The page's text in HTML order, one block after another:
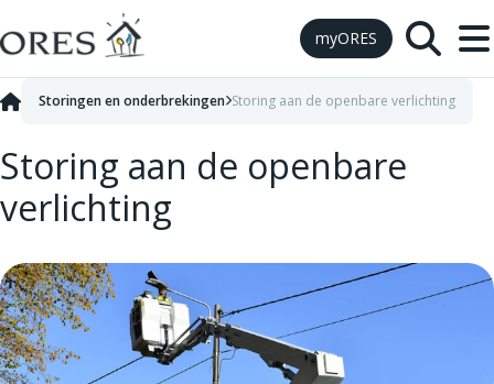
Skip to Content
myORES
Storing aan de openbare
verlichting
Storingen en onderbrekingen Storing aan de openbare verlichting